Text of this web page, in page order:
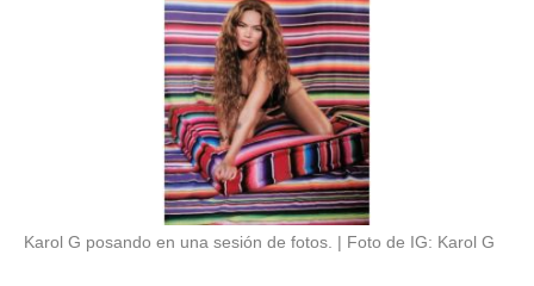
Karol G posando en una sesión de fotos. Foto de IG: Karol G